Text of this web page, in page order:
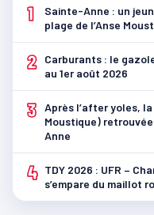
1
Sainte-Anne : un
plage de l’Anse
2
Carburants : le
au 1er août 2026
3 Après l’after yoles, la
Moustique)
Anne
4 TDY 2026 : UFR –
s’empare du maillot